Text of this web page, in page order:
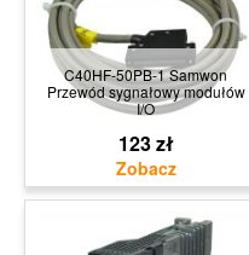
C40HF-50PB-1 Samwon
Przewód sygnałowy modułów
I/O
123 zł